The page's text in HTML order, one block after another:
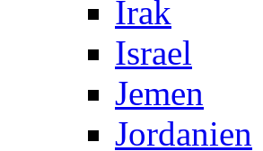
Irak
Israel
Jemen
Jordanien